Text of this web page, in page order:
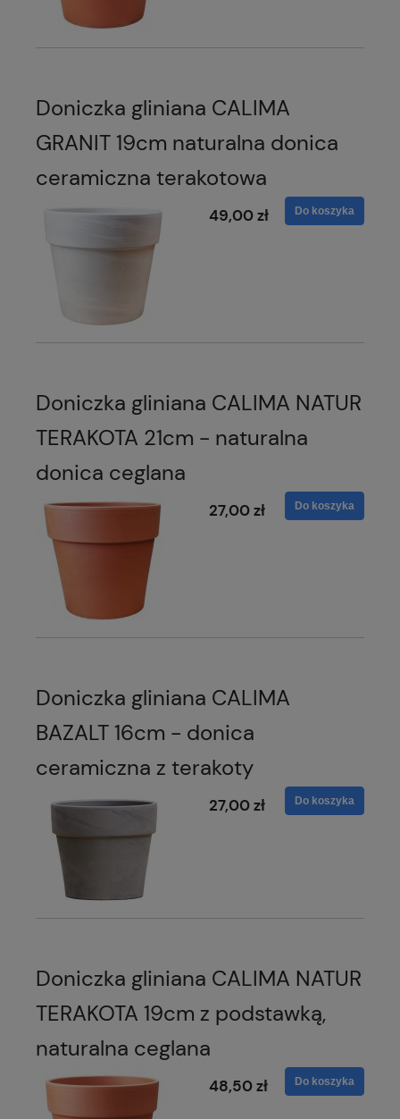
Doniczka gliniana CALIMA
GRANIT 19cm naturalna donica
ceramiczna terakotowa
49,00 zł Do koszyka
Doniczka gliniana CALIMA NATUR
TERAKOTA 21cm - naturalna
donica ceglana
27,00 zł Do koszyka
Doniczka gliniana CALIMA
BAZALT 16cm - donica
ceramiczna z terakoty
27,00 zł Do koszyka
Doniczka gliniana CALIMA NATUR
TERAKOTA 19cm z podstawką,
naturalna ceglana
48,50 zł Do koszyka